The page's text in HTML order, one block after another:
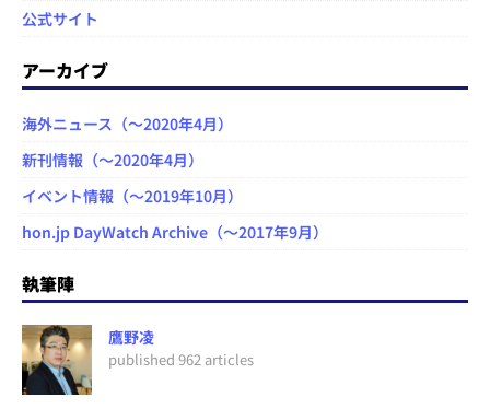
公式サイト
アーカイブ
海外ニュース（～2020年4月）
新刊情報（～2020年4月）
イベント情報（～2019年10月）
hon.jp DayWatch Archive（～2017年9月）
執筆陣
鷹野凌
published 962 articles